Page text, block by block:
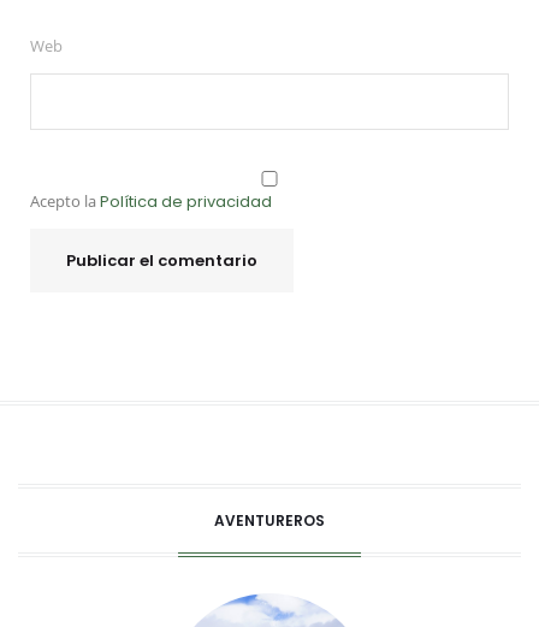
Web
Acepto la Política de privacidad
AVENTUREROS